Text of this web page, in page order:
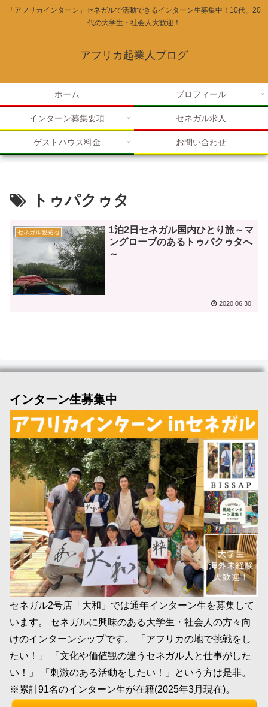
「アフリカインターン」セネガルで活動できるインターン生募集中！10代、20
代の大学生・社会人大歓迎！
アフリカ起業人ブログ
ホーム プロフィール
インターン募集要項 セネガル求人
ゲストハウス料金 お問い合わせ
トゥパクゥタ
セネガル観光地
1泊2日セネガル国内ひとり旅～マ
ングローブのあるトゥパクゥタへ
～
2020.06.30
インターン生募集中
セネガル2号店「大和」では通年インターン生を募集して
います。 セネガルに興味のある大学生・社会人の方々向
けのインターンシップです。 「アフリカの地で挑戦をし
たい！」 「文化や価値観の違うセネガル人と仕事がした
い！」 「刺激のある活動をしたい！」という方は是非。
※累計91名のインターン生が在籍(2025年3月現在)。